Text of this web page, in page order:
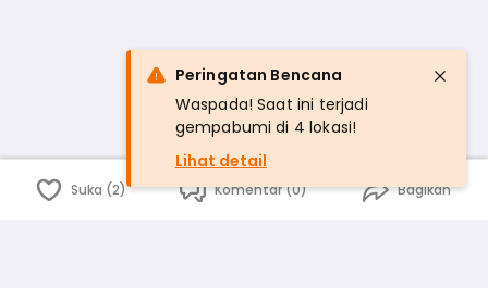
Suka (2) Komentar (0) Bagikan
Peringatan Bencana
Waspada! Saat ini terjadi
gempabumi di 4 lokasi!
Lihat detail